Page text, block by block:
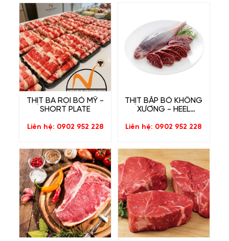
THỊT BA RỌI BÒ MỸ -
SHORT PLATE
Liên hệ: 0902 952 228
THỊT BẮP BÒ KHÔNG
XƯƠNG - HEEL
Liên hệ: 0902 952 228